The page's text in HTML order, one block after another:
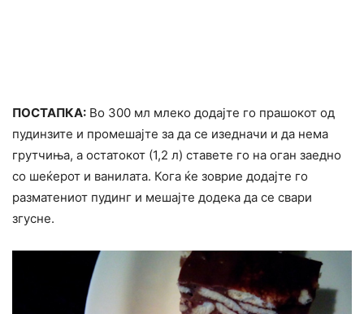
ПОСТАПКА: Во 300 мл млеко додајте го прашокот од
пудинзите и промешајте за да се изедначи и да нема
грутчиња, а остатокот (1,2 л) ставете го на оган заедно
со шеќерот и ванилата. Кога ќе зоврие додајте го
разматениот пудинг и мешајте додека да се свари
згусне.